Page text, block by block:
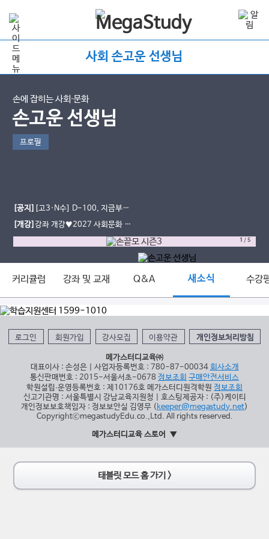
사회 손고운 선생님
손에 잡히는 사회∙문화
손고운 선생님
프로필
[공지] [고3·N수] D-100, 지금부터
가 중요합니다｜9평·수능까지 사회문
화 학습법
[개강]강좌 개강♥2027 사회문화 손
끝 모의고사 시즌3
1 /5
커리큘럼 강좌 및 교재 Q&A 새소식 수강
로그인 회원가입 강사모집 이용약관 개인정보처리방침
메가스터디교육㈜
대표이사 : 손성은 | 사업자등록번호 : 780-87-00034 회사소개
통신판매번호 : 2015-서울서초-0678 정보조회 구매안전서비스
학원설립∙운영등록번호 : 제10176호 메가스터디원격학원 정보조회
신고기관명 : 서울특별시 강남교육지원청 | 호스팅제공자 : (주)케이티
개인정보보호책임자 : 정보보안실 김영무 (keeper@megastudy.net)
CopyrightⓒmegastudyEdu.co.,Ltd. All rights reserved.
메가스터디교육 스토어
태블릿 모드 홈 가기 >